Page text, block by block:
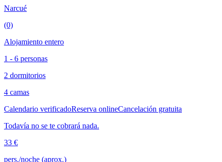
Narcué
(0)
Alojamiento entero
1 - 6 personas
2 dormitorios
4 camas
Calendario verificadoReserva onlineCancelación gratuita
Todavía no se te cobrará nada.
33 €
pers./noche (aprox.)